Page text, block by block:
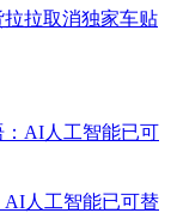
拉取消独家车贴
人工智能已可替